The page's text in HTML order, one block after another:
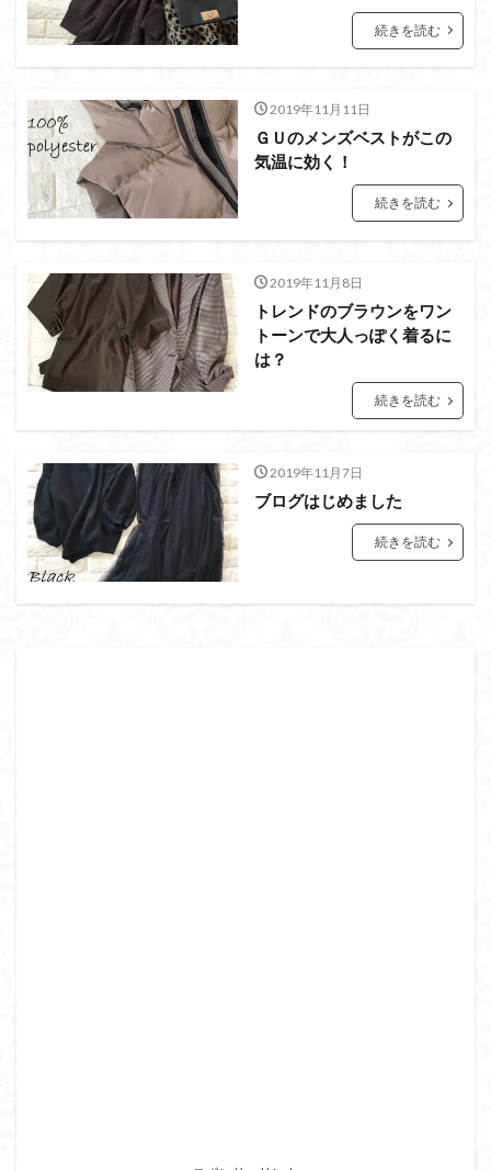
続きを読む
2019年11月11日
ＧＵのメンズベストがこの
気温に効く！
続きを読む
2019年11月8日
トレンドのブラウンをワン
トーンで大人っぽく着るに
は？
続きを読む
2019年11月7日
ブログはじめました
続きを読む